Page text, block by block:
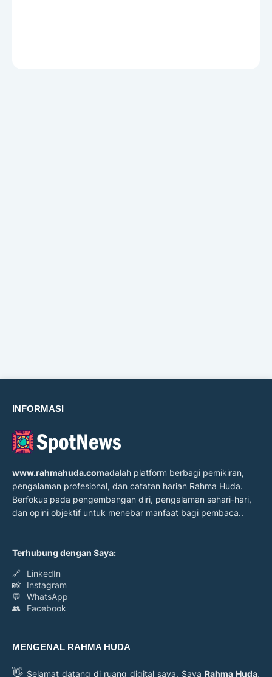
INFORMASI
www.rahmahuda.comadalah platform berbagi pemikiran,
pengalaman profesional, dan catatan harian Rahma Huda.
Berfokus pada pengembangan diri, pengalaman sehari-hari,
dan opini objektif untuk menebar manfaat bagi pembaca..
Terhubung dengan Saya:
🔗
LinkedIn
📸
Instagram
💬
WhatsApp
👥
Facebook
MENGENAL RAHMA HUDA
👋 Selamat datang di ruang digital saya. Saya Rahma Huda,